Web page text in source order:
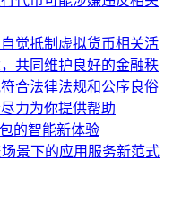
觉抵制虚拟货币相关活
共同维护良好的金融秩
合法律法规和公序良俗
力为你提供帮助
的智能新体验
景下的应用服务新范式